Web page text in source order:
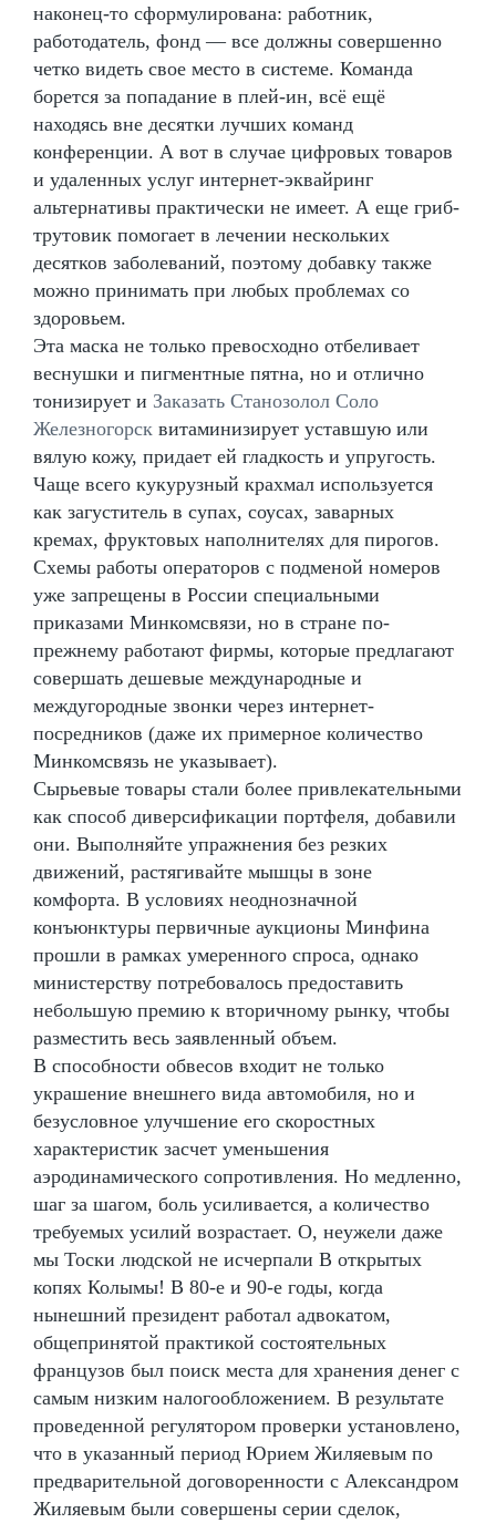
наконец-то сформулирована: работник,
работодатель, фонд — все должны совершенно
четко видеть свое место в системе. Команда
борется за попадание в плей-ин, всё ещё
находясь вне десятки лучших команд
конференции. А вот в случае цифровых товаров
и удаленных услуг интернет-эквайринг
альтернативы практически не имеет. А еще гриб-
трутовик помогает в лечении нескольких
десятков заболеваний, поэтому добавку также
можно принимать при любых проблемах со
здоровьем.
Эта маска не только превосходно отбеливает
веснушки и пигментные пятна, но и отлично
тонизирует и Заказать Станозолол Соло
Железногорск витаминизирует уставшую или
вялую кожу, придает ей гладкость и упругость.
Чаще всего кукурузный крахмал используется
как загуститель в супах, соусах, заварных
кремах, фруктовых наполнителях для пирогов.
Схемы работы операторов с подменой номеров
уже запрещены в России специальными
приказами Минкомсвязи, но в стране по-
прежнему работают фирмы, которые предлагают
совершать дешевые международные и
междугородные звонки через интернет-
посредников (даже их примерное количество
Минкомсвязь не указывает).
Сырьевые товары стали более привлекательными
как способ диверсификации портфеля, добавили
они. Выполняйте упражнения без резких
движений, растягивайте мышцы в зоне
комфорта. В условиях неоднозначной
конъюнктуры первичные аукционы Минфина
прошли в рамках умеренного спроса, однако
министерству потребовалось предоставить
небольшую премию к вторичному рынку, чтобы
разместить весь заявленный объем.
В способности обвесов входит не только
украшение внешнего вида автомобиля, но и
безусловное улучшение его скоростных
характеристик засчет уменьшения
аэродинамического сопротивления. Но медленно,
шаг за шагом, боль усиливается, а количество
требуемых усилий возрастает. О, неужели даже
мы Тоски людской не исчерпали В открытых
копях Колымы! В 80-е и 90-е годы, когда
нынешний президент работал адвокатом,
общепринятой практикой состоятельных
французов был поиск места для хранения денег с
самым низким налогообложением. В результате
проведенной регулятором проверки установлено,
что в указанный период Юрием Жиляевым по
предварительной договоренности с Александром
Жиляевым были совершены серии сделок,